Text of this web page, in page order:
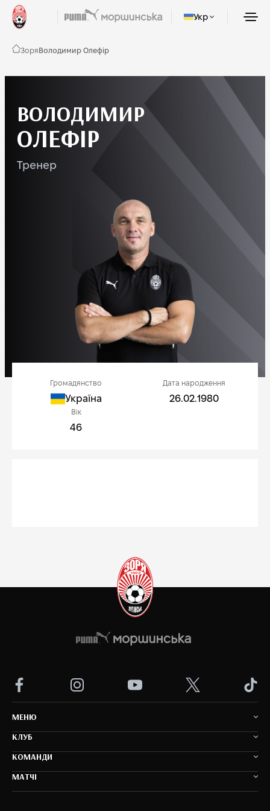
Укр
ЗоряВолодимир Олефір
ВОЛОДИМИР
ОЛЕФІР
Тренер
Громадянство
Україна
Дата народження
26.02.1980
Вік
46
MEНЮ
КЛУБ
КОМАНДИ
МАТЧІ